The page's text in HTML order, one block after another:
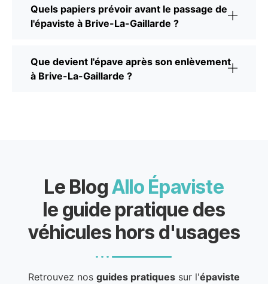
Quels papiers prévoir avant le passage de
l'épaviste à Brive-La-Gaillarde ?
Que devient l'épave après son enlèvement
à Brive-La-Gaillarde ?
Le BlogAllo Épaviste
le guide pratique des
véhicules hors d'usages
Retrouvez nos guides pratiquessur l'épaviste